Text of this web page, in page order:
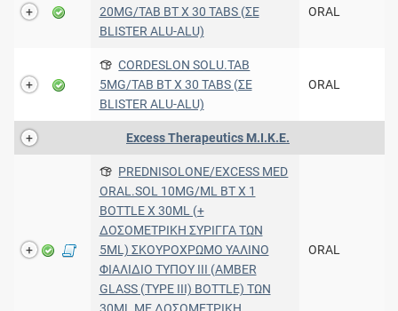
20MG/TAB BT X 30 TABS (ΣΕ
BLISTER ALU-ALU)
ORAL
CORDESLON SOLU.TAB
5MG/TAB BT X 30 TABS (ΣΕ
BLISTER ALU-ALU)
ORAL
Excess Therapeutics Μ.Ι.Κ.Ε.
PREDNISOLONE/EXCESS MED
ORAL.SOL 10MG/ML BT X 1
BOTTLE X 30ML (+
ΔΟΣΟΜΕΤΡΙΚΗ ΣΥΡΙΓΓΑ ΤΩΝ
5ML) ΣΚΟΥΡΟΧΡΩΜΟ ΥΑΛΙΝΟ
ΦΙΑΛΙΔΙΟ ΤΥΠΟΥ ΙΙΙ (AMBER
GLASS (TYPE III) BOTTLE) ΤΩΝ
ORAL